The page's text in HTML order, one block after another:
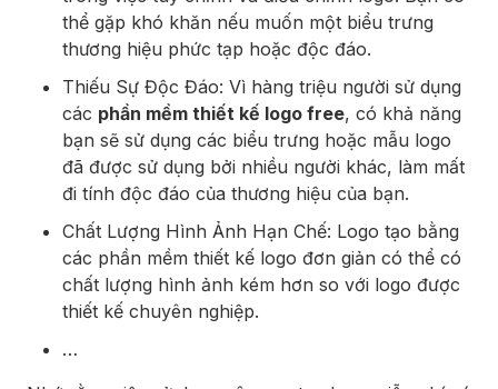
thể gặp khó khăn nếu muốn một biểu trưng
thương hiệu phức tạp hoặc độc đáo.
Thiếu Sự Độc Đáo: Vì hàng triệu người sử dụng
các phần mềm thiết kế logo free, có khả năng
bạn sẽ sử dụng các biểu trưng hoặc mẫu logo
đã được sử dụng bởi nhiều người khác, làm mất
đi tính độc đáo của thương hiệu của bạn.
Chất Lượng Hình Ảnh Hạn Chế: Logo tạo bằng
các phần mềm thiết kế logo đơn giản có thể có
chất lượng hình ảnh kém hơn so với logo được
thiết kế chuyên nghiệp.
…